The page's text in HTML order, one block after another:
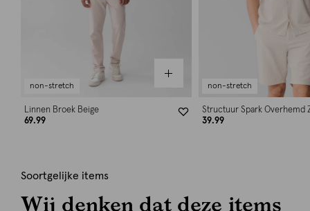
non-stretch
Linnen Broek Beige
69.99
non-stretch
Structuur Spark Overhemd
39.99
Soortgelijke items
Wij denken dat deze items